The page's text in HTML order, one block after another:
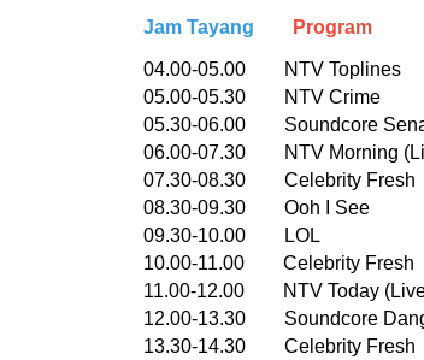
Jam Tayang Program
04.00-05.00 NTV Toplines
05.00-05.30 NTV Crime
05.30-06.00 Soundcore
06.00-07.30 NTV Morning
07.30-08.30 Celebrity Fresh
08.30-09.30 Ooh I See
09.30-10.00 LOL
10.00-11.00 Celebrity Fresh
11.00-12.00 NTV Today
12.00-13.30 Soundcore
13.30-14.30 Celebrity Fresh